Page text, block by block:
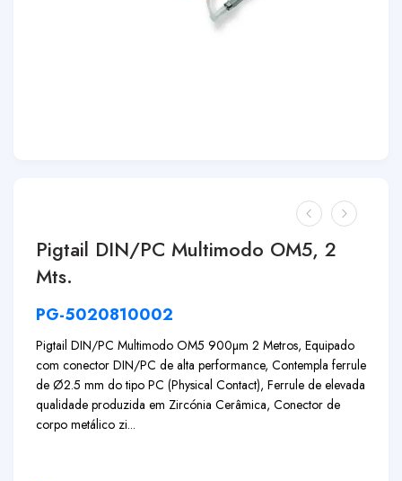
Pigtail DIN/PC Multimodo OM5, 2
Mts.
PG-5020810002
Pigtail DIN/PC Multimodo OM5 900µm 2 Metros, Equipado
com conector DIN/PC de alta performance, Contempla ferrule
de Ø2.5 mm do tipo PC (Physical Contact), Ferrule de elevada
qualidade produzida em Zircónia Cerâmica, Conector de
corpo metálico zi...